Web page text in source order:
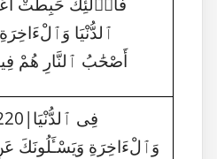
ٱلدُّنْيَا
أَصْحَٰبُ ٱلنَّارِ هُمْ
وَٱلْءَاخِرَةِ وَيَسْـَٔلُونَكَ